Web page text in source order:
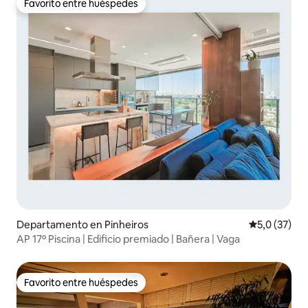
Favorito entre huéspedes
Favorito entre huéspedes
Departamento en Pinheiros Calificación
5,0 (37)
AP 17º Piscina | Edificio premiado | Bañera | Vaga
Favorito entre huéspedes
Favorito entre huéspedes